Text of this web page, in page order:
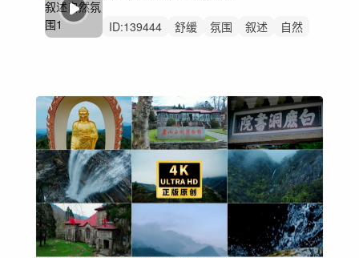
ID:139444 舒缓 氛围 叙述
自然